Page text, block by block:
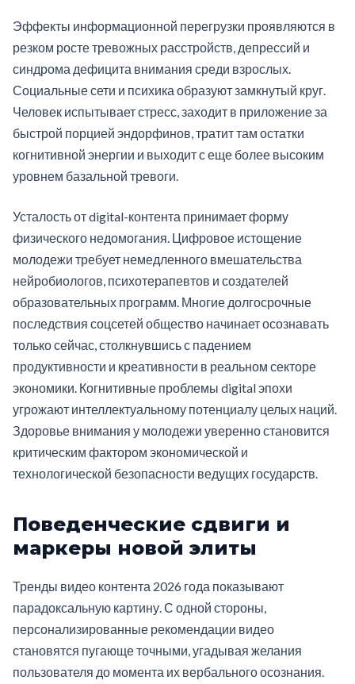
Эффекты информационной перегрузки проявляются в
резком росте тревожных расстройств, депрессий и
синдрома дефицита внимания среди взрослых.
Социальные сети и психика образуют замкнутый круг.
Человек испытывает стресс, заходит в приложение за
быстрой порцией эндорфинов, тратит там остатки
когнитивной энергии и выходит с еще более высоким
уровнем базальной тревоги.
Усталость от digital-контента принимает форму
физического недомогания. Цифровое истощение
молодежи требует немедленного вмешательства
нейробиологов, психотерапевтов и создателей
образовательных программ. Многие долгосрочные
последствия соцсетей общество начинает осознавать
только сейчас, столкнувшись с падением
продуктивности и креативности в реальном секторе
экономики. Когнитивные проблемы digital эпохи
угрожают интеллектуальному потенциалу целых наций.
Здоровье внимания у молодежи уверенно становится
критическим фактором экономической и
технологической безопасности ведущих государств.
Поведенческие сдвиги и
маркеры новой элиты
Тренды видео контента 2026 года показывают
парадоксальную картину. С одной стороны,
персонализированные рекомендации видео
становятся пугающе точными, угадывая желания
пользователя до момента их вербального осознания.